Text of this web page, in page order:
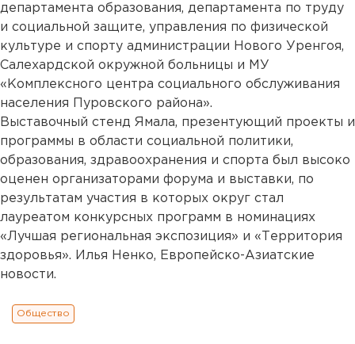
департамента образования, департамента по труду
и социальной защите, управления по физической
культуре и спорту администрации Нового Уренгоя,
Салехардской окружной больницы и МУ
«Комплексного центра социального обслуживания
населения Пуровского района».
Выставочный стенд Ямала, презентующий проекты и
программы в области социальной политики,
образования, здравоохранения и спорта был высоко
оценен организаторами форума и выставки, по
результатам участия в которых округ стал
лауреатом конкурсных программ в номинациях
«Лучшая региональная экспозиция» и «Территория
здоровья». Илья Ненко, Европейско-Азиатские
новости.
Общество